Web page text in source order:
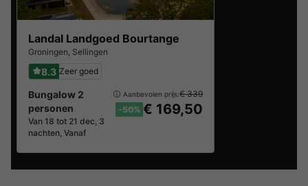
Landal Landgoed Bourtange
Groningen, Sellingen
8.3 Zeer goed
Bungalow 2
personen
Van 18 tot 21 dec, 3
nachten, Vanaf
Aanbevolen prijs:€ 339
-50% € 169,50